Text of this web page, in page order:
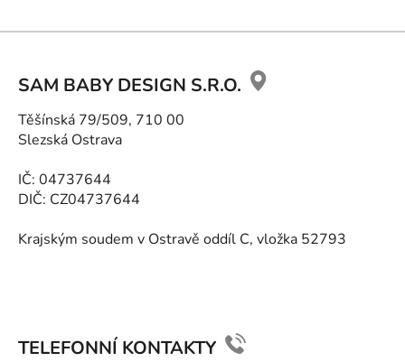
SAM BABY DESIGN S.R.O.
Těšínská 79/509, 710 00
Slezská Ostrava
IČ: 04737644
DIČ: CZ04737644
Krajským soudem v Ostravě oddíl C, vložka 52793
TELEFONNÍ KONTAKTY